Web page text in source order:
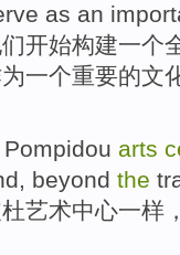
as an
开始构建一个
一个重要的文
Pompidou arts
, beyond the
艺术中心一样